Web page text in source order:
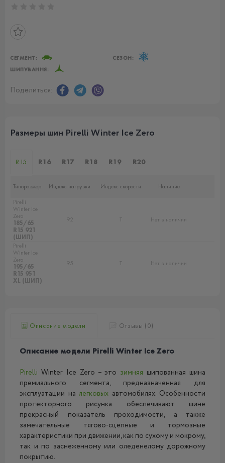
СЕГМЕНТ:
СЕЗОН:
ШИПУВАННЯ:
Поделиться:
Размеры шин Pirelli Winter Ice Zero
R15 R16 R17 R18 R19 R20
Типоразмер Индекс нагрузки Индекс скорости
Наличие
Pirelli
Winter Ice
Zero
185/65
R15 92T
(ШИП)
92 T Нет в наличии
Pirelli
Winter Ice
Zero
195/65
R15 95T
XL (ШИП)
95 T Нет в наличии
Описание модели Отзывы (0)
Описание модели Pirelli Winter Ice Zero
Pirelli Winter Ice Zero – это зимняя шипованная шина
премиального сегмента, предназначенная для
эксплуатации на легковых автомобилях. Особенности
протекторного рисунка обеспечивают шине
прекрасный показатель проходимости, а также
замечательные тягово-сцепные и тормозные
характеристики при движении, как по сухому и мокрому,
так и по заснеженному или оледенелому дорожному
покрытию.